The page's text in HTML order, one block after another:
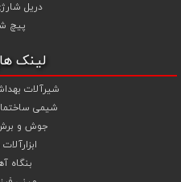
دریل
پیچ
لینک
شیرآلات
شیمی
جوش و برش
ابزارآلات
بنگاه